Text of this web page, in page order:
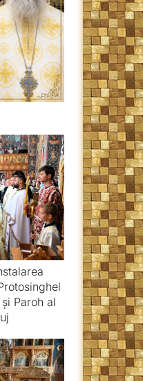
Paroh al